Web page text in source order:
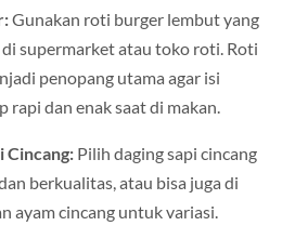
Gunakan roti burger lembut yang
supermarket atau toko roti. Roti
penopang utama agar isi
rapi dan enak saat di makan.
Cincang:Pilih daging sapi cincang
berkualitas, atau bisa juga di
ayam cincang untuk variasi.